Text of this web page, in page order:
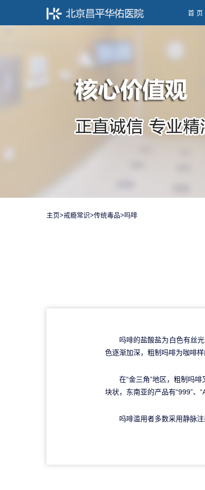
首 页
主页>戒瘾常识>传统毒品>吗啡
吗啡的盐酸盐为白色有丝光
色逐渐加深，粗制吗啡为咖啡
在“金三角”地区，粗制吗啡又
块状，东南亚的产品有“999”、
吗啡滥用者多数采用静脉注